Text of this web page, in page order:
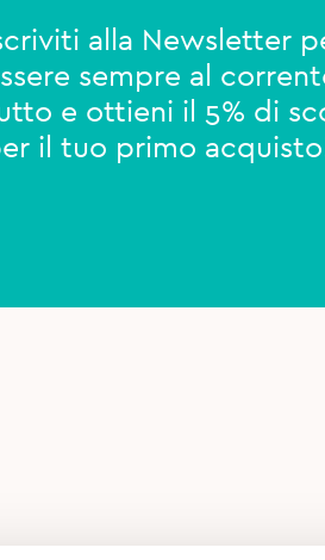
alla Newsletter
sempre al
e ottieni il 5% di
il tuo primo